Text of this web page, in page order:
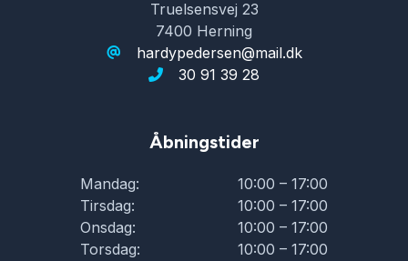
Truelsensvej 23
7400 Herning
hardypedersen@mail.dk
30 91 39 28
Åbningstider
Mandag:
10:00 – 17:00
Tirsdag:
10:00 – 17:00
Onsdag:
10:00 – 17:00
Torsdag:
10:00 – 17:00